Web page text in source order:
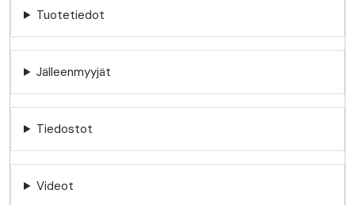
Tuotetiedot
Jälleenmyyjät
Tiedostot
Videot